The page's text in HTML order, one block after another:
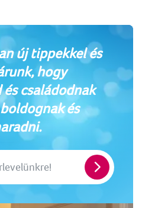
új tippekkel és
hogy
családodnak
és
Iratkozz
fel